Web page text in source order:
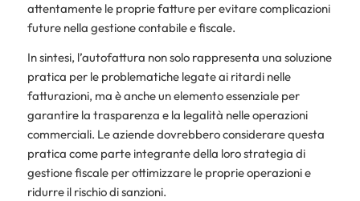
attentamente le proprie fatture per evitare complicazioni
future nella gestione contabile e fiscale.
In sintesi, l’autofattura non solo rappresenta una soluzione
pratica per le problematiche legate ai ritardi nelle
fatturazioni, ma è anche un elemento essenziale per
garantire la trasparenza e la legalità nelle operazioni
commerciali. Le aziende dovrebbero considerare questa
pratica come parte integrante della loro strategia di
gestione fiscale per ottimizzare le proprie operazioni e
ridurre il rischio di sanzioni.